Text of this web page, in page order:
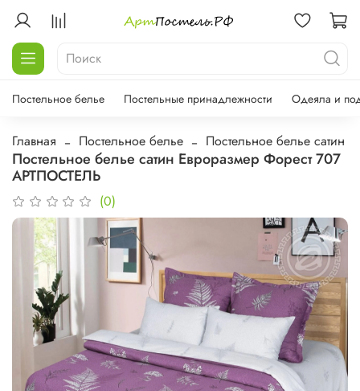
Постельное белье Постельные принадлежности Одеяла и
Главная Постельное белье Постельное белье сатин
Постельное белье сатин Евроразмер Форест 707
АРТПОСТЕЛЬ
(0)